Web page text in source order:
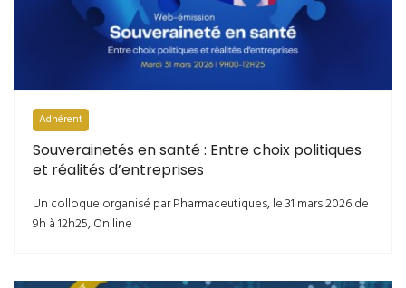
Adhérent
Souverainetés en santé : Entre choix politiques
et réalités d’entreprises
Un colloque organisé par Pharmaceutiques, le 31 mars 2026 de
9h à 12h25, On line